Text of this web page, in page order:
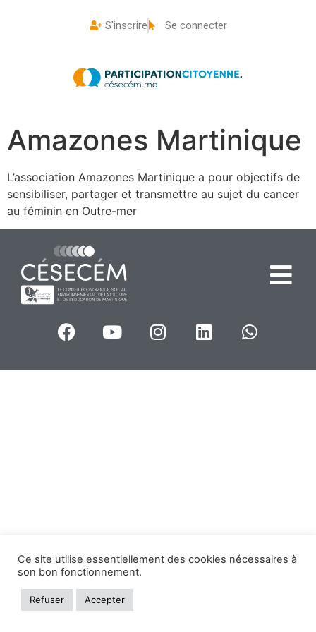
S'inscrire Se connecter
Amazones Martinique
L’association Amazones Martinique a pour objectifs de
sensibiliser, partager et transmettre au sujet du cancer
au féminin en Outre-mer
Ce site utilise essentiellement des cookies nécessaires à
son bon fonctionnement.
Refuser Accepter